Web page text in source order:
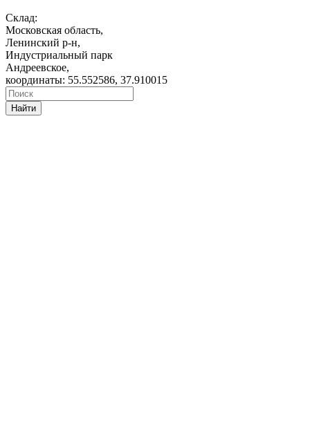
Склад:
Московская область,
Ленинский р-н,
Индустриальный парк
Андреевское,
координаты: 55.552586, 37.910015
Найти